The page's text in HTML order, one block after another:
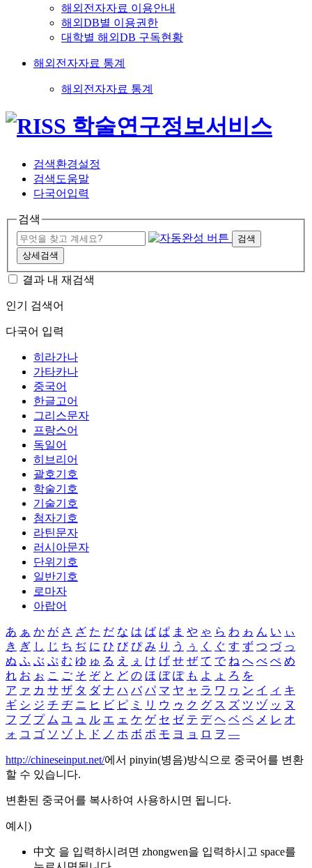
해외전자자료 이용안내
해외DB별 이용권한
대학별 해외DB 구독현황
해외전자자료 통계
해외전자자료 통계
검색환경설정
검색도움말
다국어입력
검색
검색
상세검색
결과 내 재검색
인기 검색어
다국어 입력
히라가나
가타카나
중국어
한글고어
그리스문자
프랑스어
독일어
히브리어
괄호기호
학술기호
기술기호
첨자기호
라틴문자
러시아문자
단위기호
일반기호
로마자
아랍어
あ ぁ か が さ ざ た だ な は ば ぱ ま や ゃ ら わ ゎ ん い ぃ
き ぎ し じ ち ぢ に ひ び ぴ み り う ぅ く ぐ す ず つ づ っ
ぬ ふ ぶ ぷ む ゆ ゅ る え ぇ け げ せ ぜ て で ね へ べ ぺ め
れ お ぉ こ ご そ ぞ と ど の ほ ぼ ぽ も よ ょ ろ を
ア ァ カ サ ザ タ ダ ナ ハ バ パ マ ヤ ャ ラ ワ ヮ ン イ ィ キ
ギ シ ジ チ ヂ ニ ヒ ビ ピ ミ リ ウ ゥ ク グ ス ズ ツ ヅ ッ ヌ
フ ブ プ ム ユ ュ ル エ ェ ケ ゲ セ ゼ テ デ ヘ ベ ペ メ レ オ
ォ コ ゴ ソ ゾ ト ド ノ ホ ボ ポ モ ヨ ョ ロ ヲ ―
http://chineseinput.net/에서 pinyin(병음)방식으로 중국어를 변환
할 수 있습니다.
변환된 중국어를 복사하여 사용하시면 됩니다.
예시)
中文 을 입력하시려면 zhongwen을 입력하시고 space를